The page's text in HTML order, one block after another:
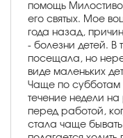
помощь
его святых. Мое
года назад,
- болезни детей. В
посещала, но
виде маленьких
Чаще по субботам
течение недели
перед работой,
стала чаще